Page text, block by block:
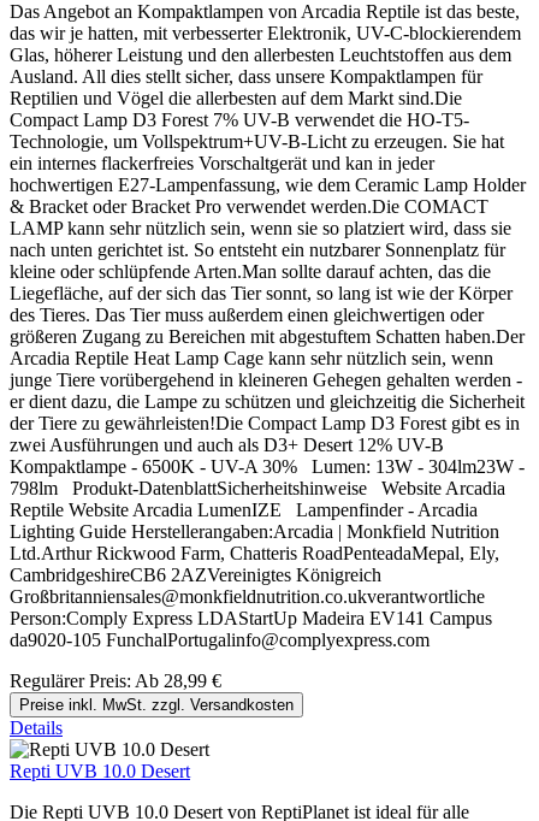
Das Angebot an Kompaktlampen von Arcadia Reptile ist das beste,
das wir je hatten, mit verbesserter Elektronik, UV-C-blockierendem
Glas, höherer Leistung und den allerbesten Leuchtstoffen aus dem
Ausland. All dies stellt sicher, dass unsere Kompaktlampen für
Reptilien und Vögel die allerbesten auf dem Markt sind.Die
Compact Lamp D3 Forest 7% UV-B verwendet die HO-T5-
Technologie, um Vollspektrum+UV-B-Licht zu erzeugen. Sie hat
ein internes flackerfreies Vorschaltgerät und kan in jeder
hochwertigen E27-Lampenfassung, wie dem Ceramic Lamp Holder
& Bracket oder Bracket Pro verwendet werden.Die COMACT
LAMP kann sehr nützlich sein, wenn sie so platziert wird, dass sie
nach unten gerichtet ist. So entsteht ein nutzbarer Sonnenplatz für
kleine oder schlüpfende Arten.Man sollte darauf achten, das die
Liegefläche, auf der sich das Tier sonnt, so lang ist wie der Körper
des Tieres. Das Tier muss außerdem einen gleichwertigen oder
größeren Zugang zu Bereichen mit abgestuftem Schatten haben.Der
Arcadia Reptile Heat Lamp Cage kann sehr nützlich sein, wenn
junge Tiere vorübergehend in kleineren Gehegen gehalten werden -
er dient dazu, die Lampe zu schützen und gleichzeitig die Sicherheit
der Tiere zu gewährleisten!Die Compact Lamp D3 Forest gibt es in
zwei Ausführungen und auch als D3+ Desert 12% UV-B
Kompaktlampe - 6500K - UV-A 30% Lumen: 13W - 304lm23W -
798lm Produkt-DatenblattSicherheitshinweise Website Arcadia
Reptile Website Arcadia LumenIZE Lampenfinder - Arcadia
Lighting Guide Herstellerangaben:Arcadia | Monkfield Nutrition
Ltd.Arthur Rickwood Farm, Chatteris RoadPenteadaMepal, Ely,
CambridgeshireCB6 2AZVereinigtes Königreich
Großbritanniensales@monkfieldnutrition.co.ukverantwortliche
Person:Comply Express LDAStartUp Madeira EV141 Campus
da9020-105 FunchalPortugalinfo@complyexpress.com
Regulärer Preis: Ab 28,99 €
Preise inkl. MwSt. zzgl. Versandkosten
Details
Repti UVB 10.0 Desert
Die Repti UVB 10.0 Desert von ReptiPlanet ist ideal für alle